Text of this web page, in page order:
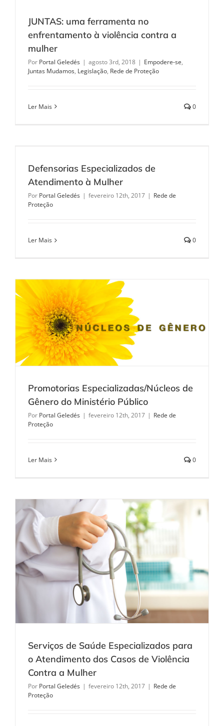
JUNTAS: uma ferramenta no
enfrentamento à violência contra a
mulher
Por Portal Geledés | agosto 3rd, 2018 | Empodere-se,
Juntas Mudamos, Legislação, Rede de Proteção
Ler Mais 0
Defensorias Especializados de
Atendimento à Mulher
Por Portal Geledés | fevereiro 12th, 2017 | Rede de
Proteção
Ler Mais 0
Promotorias Especializadas/Núcleos de
Gênero do Ministério Público
Por Portal Geledés | fevereiro 12th, 2017 | Rede de
Proteção
Ler Mais 0
Serviços de Saúde Especializados para
o Atendimento dos Casos de Violência
Contra a Mulher
Por Portal Geledés | fevereiro 12th, 2017 | Rede de
Proteção